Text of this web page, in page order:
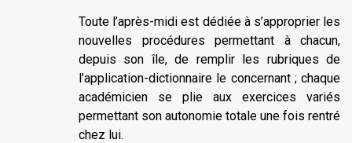
Toute l’après-midi est dédiée à s’approprier les
nouvelles procédures permettant à chacun,
depuis son île, de remplir les rubriques de
l’application-dictionnaire le concernant ; chaque
académicien se plie aux exercices variés
permettant son autonomie totale une fois rentré
chez lui.